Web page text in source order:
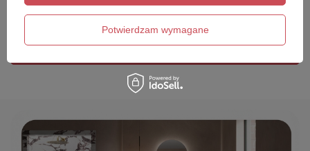
Potwierdzam wymagane